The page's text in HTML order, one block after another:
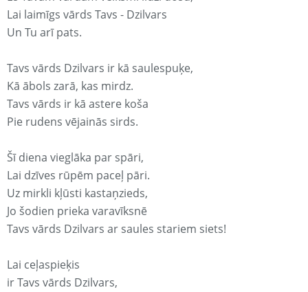
Lai laimīgs vārds Tavs - Dzilvars
Un Tu arī pats.
Tavs vārds Dzilvars ir kā saulespuķe,
Kā ābols zarā, kas mirdz.
Tavs vārds ir kā astere koša
Pie rudens vējainās sirds.
Šī diena vieglāka par spāri,
Lai dzīves rūpēm paceļ pāri.
Uz mirkli kļūsti kastaņzieds,
Jo šodien prieka varavīksnē
Tavs vārds Dzilvars ar saules stariem siets!
Lai ceļaspieķis
ir Tavs vārds Dzilvars,